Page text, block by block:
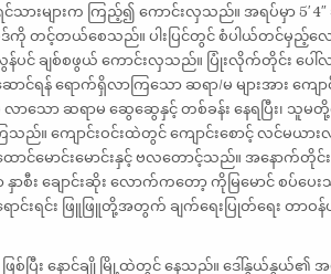
းများက ကြည့်၍ ကောင်းလှသည်။ အရပ်မှာ 5′ 4″
င့်တယ်စေသည်။ ပါးပြင်တွင် စံပါယ်တင်မှည့်လေး ပါ
န်ပင် ချစ်စဖွယ် ကောင်းလှသည်။ ပြုံးလိုက်တိုင်း ပေါ်
ရန် ရောက်ရှိလာကြသော ဆရာ/မ များအား ကျော
ာသော ဆရာမ ဆွေဆွေနှင့် တစ်ခန်း နေရပြီး၊ သူမ
ည်။ ကျောင်းဝင်းထဲတွင် ကျောင်းစောင့် လင်မယား
ာင်မောင်းမောင်းနှင့် ဗလတောင့်သည်။ အနောက်တိုင်
နှာစီး ချောင်းဆိုး လောက်ကတော့ ကိုမြမောင် စပ်ပ
ောင်းရင်း ဖြူဖြူတို့အတွက် ချက်ရေးပြုတ်ရေး တာဝ
ပြီး နောင်ချို မြို့ထဲတွင် နေသည်။ ဒေါ်နွယ်နွယ်၏ အမ